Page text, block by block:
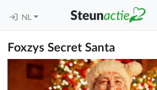
NL
Foxzys Secret Santa